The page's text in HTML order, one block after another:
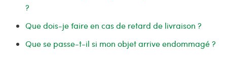
?
Que dois-je faire en cas de retard de livraison ?
Que se passe-t-il si mon objet arrive endommagé ?